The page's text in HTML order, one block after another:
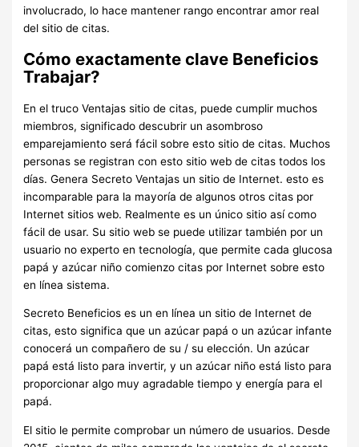
involucrado, lo hace mantener rango encontrar amor real
del sitio de citas.
Cómo exactamente clave Beneficios
Trabajar?
En el truco Ventajas sitio de citas, puede cumplir muchos
miembros, significado descubrir un asombroso
emparejamiento será fácil sobre esto sitio de citas. Muchos
personas se registran con esto sitio web de citas todos los
días. Genera Secreto Ventajas un sitio de Internet. esto es
incomparable para la mayoría de algunos otros citas por
Internet sitios web. Realmente es un único sitio así como
fácil de usar. Su sitio web se puede utilizar también por un
usuario no experto en tecnología, que permite cada glucosa
papá y azúcar niño comienzo citas por Internet sobre esto
en línea sistema.
Secreto Beneficios es un en línea un sitio de Internet de
citas, esto significa que un azúcar papá o un azúcar infante
conocerá un compañero de su / su elección. Un azúcar
papá está listo para invertir, y un azúcar niño está listo para
proporcionar algo muy agradable tiempo y energía para el
papá.
El sitio le permite comprobar un número de usuarios. Desde